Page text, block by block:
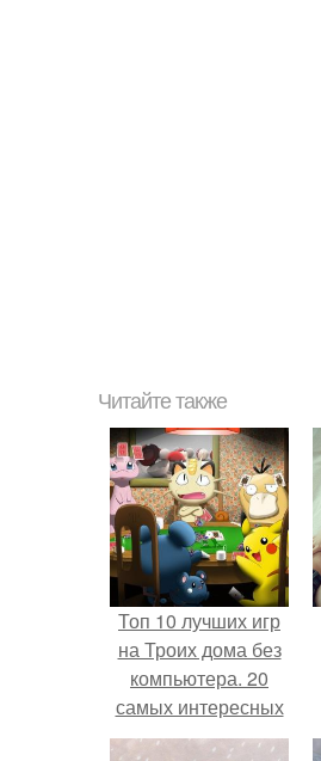
Читайте также
Топ 10 лучших игр
на Троих дома без
компьютера. 20
самых интересных
игр для компании